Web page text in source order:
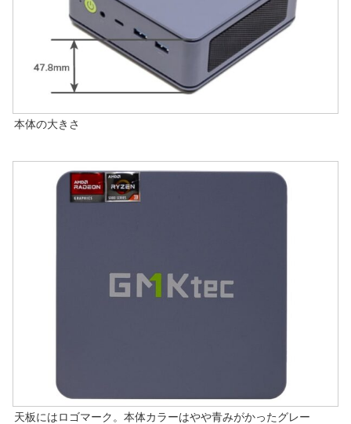
本体の大きさ
天板にはロゴマーク。本体カラーはやや青みがかったグレー